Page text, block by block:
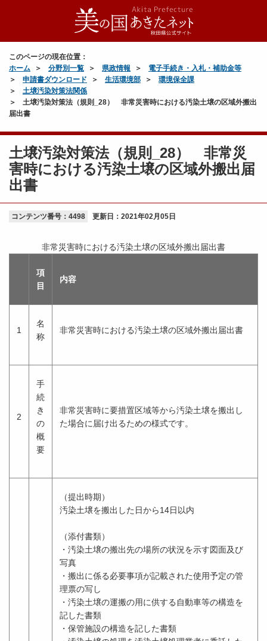
このページの現在位置：
ホーム
分野別一覧 県政情報
電子手続き・入札・補助金等
申請書ダウンロード
生活環境部
環境保全課
土壌汚染対策法関係
土壌汚染対策法（規則_28） 非常災害時における汚染土壌の区域外搬出
届出書
土壌汚染対策法（規則_28） 非常災
害時における汚染土壌の区域外搬出届
出書
コンテンツ番号：4498 更新日： 2021年02月05日
項
目
内容
非常災害時における汚染土壌の区域外搬出届出書
1
名
称
非常災害時における汚染土壌の区域外搬出届出書
2
手
続
き
の
概
要
非常災害時に要措置区域等から汚染土壌を搬出し
た場合に届け出るための様式です。
（提出時期）
汚染土壌を搬出した日から14日以内
（添付書類）
・汚染土壌の搬出先の場所の状況を示す図面及び
写真
・搬出に係る必要事項が記載された使用予定の管
理票の写し
・汚染土壌の運搬の用に供する自動車等の構造を
記した書類
・保管施設の構造を記した書類